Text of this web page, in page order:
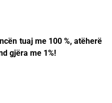
tuaj me 100 %, atëherë
gjëra me 1%!